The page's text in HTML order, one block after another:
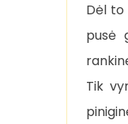
Dėl to
pusė
Tik